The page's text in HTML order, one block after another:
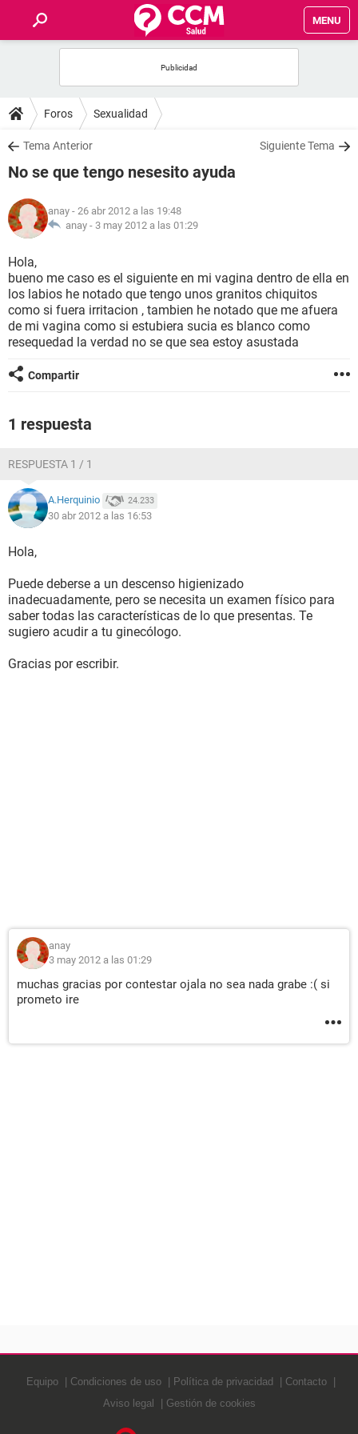
MENU
FOROS
SALUD
NUTRICIÓN
BIENESTAR
SEXUALIDAD
GLOSARIO
Foros Sexualidad
Tema Anterior Siguiente Tema
No se que tengo nesesito ayuda
anay - 26 abr 2012 a las 19:48
anay - 3 may 2012 a las 01:29
Hola,
bueno me caso es el siguiente en mi vagina dentro de ella en
los labios he notado que tengo unos granitos chiquitos
como si fuera irritacion , tambien he notado que me afuera
de mi vagina como si estubiera sucia es blanco como
resequedad la verdad no se que sea estoy asustada
Compartir
1 respuesta
RESPUESTA 1 / 1
A.Herquinio 24.233
30 abr 2012 a las 16:53
Hola,
Puede deberse a un descenso higienizado
inadecuadamente, pero se necesita un examen físico para
saber todas las características de lo que presentas. Te
sugiero acudir a tu ginecólogo.
Gracias por escribir.
anay
3 may 2012 a las 01:29
muchas gracias por contestar ojala no sea nada grabe :( si
prometo ire
Equipo Condiciones de uso Política de privacidad
Contacto
Aviso legal
Gestión de cookies